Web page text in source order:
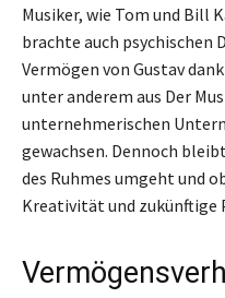
Musiker, wie Tom und Bill
brachte auch psychischen
Vermögen von Gustav
unter anderem aus Der
unternehmerischen
gewachsen. Dennoch
des Ruhmes umgeht und
Kreativität und zukünftige